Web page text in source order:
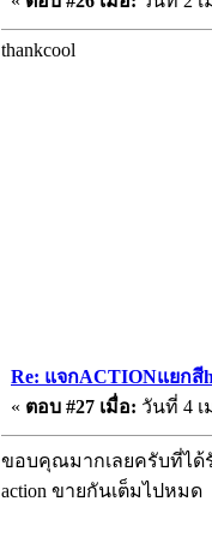
thankcool
Re: แจกACTIONแยกสี
« ตอบ #27 เมื่อ: วันที่ 4 เ
ขอบคุณมากเลยครับที่ได้
action ขายกันเต็มไปหมด